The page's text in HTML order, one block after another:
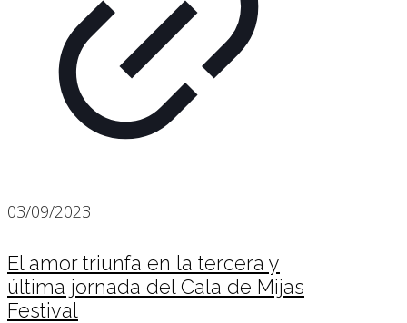
03/09/2023
El amor triunfa en la tercera y
última jornada del Cala de Mijas
Festival